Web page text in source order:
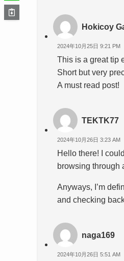
Hokicoy
2024年10月25日 9:21 PM
This is a great tip
Short but very
A must read post!
TEKTK77
2024年10月26日 3:23 AM
Hello there! I
browsing through
Anyways, I’m
and checking
naga169
2024年10月26日 5:51 AM